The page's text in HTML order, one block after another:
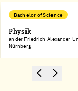
Bachelor of Science
Physik
an der Friedrich-Alexander-
Nürnberg